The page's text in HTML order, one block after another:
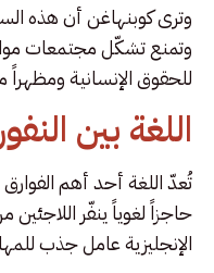
وترى كوبنهاغن أن هذه
وتمنع تشكّل مجتمعات
للحقوق الإنسانية ومظهراً
اللغة بين
تُعدّ اللغة أحد أهم الفوارق
حاجزاً لغوياً ينفّر اللاجئين
الإنجليزية عامل جذب